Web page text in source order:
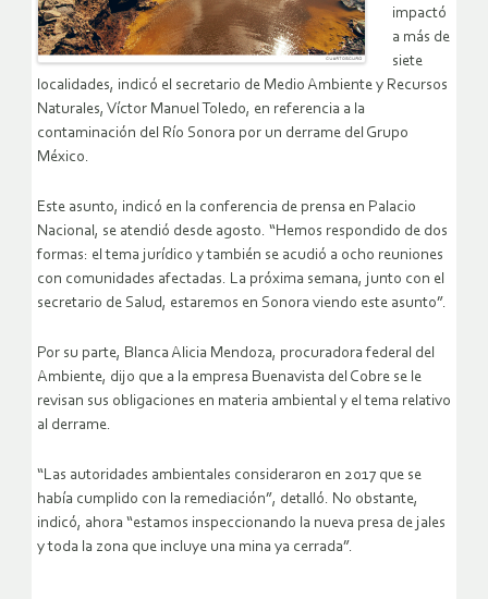
impactó
a más de
siete
localidades, indicó el secretario de Medio Ambiente y Recursos
Naturales, Víctor Manuel Toledo, en referencia a la
contaminación del Río Sonora por un derrame del Grupo
México.
Este asunto, indicó en la conferencia de prensa en Palacio
Nacional, se atendió desde agosto. “Hemos respondido de dos
formas: el tema jurídico y también se acudió a ocho reuniones
con comunidades afectadas. La próxima semana, junto con el
secretario de Salud, estaremos en Sonora viendo este asunto”.
Por su parte, Blanca Alicia Mendoza, procuradora federal del
Ambiente, dijo que a la empresa Buenavista del Cobre se le
revisan sus obligaciones en materia ambiental y el tema relativo
al derrame.
“Las autoridades ambientales consideraron en 2017 que se
había cumplido con la remediación”, detalló. No obstante,
indicó, ahora “estamos inspeccionando la nueva presa de jales
y toda la zona que incluye una mina ya cerrada”.